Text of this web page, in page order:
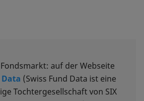
auf der Webseite
Data (Swiss Fund Data ist eine
Tochtergesellschaft von SIX